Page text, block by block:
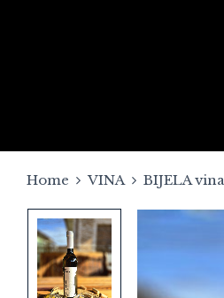
Home VINA BIJELA vina